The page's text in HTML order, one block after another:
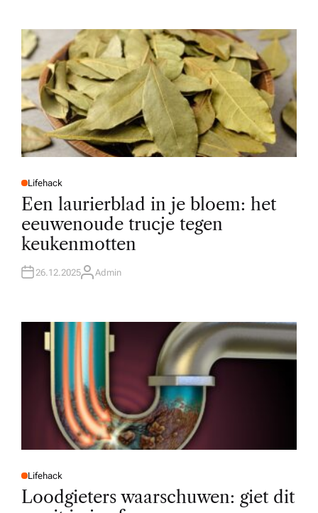
R
P
O
E
D
N
Lifehack
Een laurierblad in je bloem: het
eeuwenoude trucje tegen
keukenmotten
26.12.2025A
R
Admin
P
O
Lifehack
Loodgieters waarschuwen: giet dit